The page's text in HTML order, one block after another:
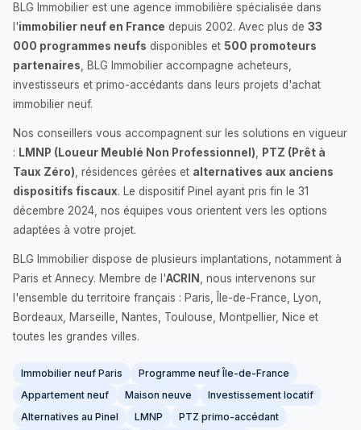
BLG Immobilier est une agence immobilière spécialisée dans
l'immobilier neuf en France depuis 2002. Avec plus de 33
000 programmes neufs disponibles et 500 promoteurs
partenaires , BLG Immobilier accompagne acheteurs,
investisseurs et primo-accédants dans leurs projets d'achat
immobilier neuf.
Nos conseillers vous accompagnent sur les solutions en vigueur
: LMNP (Loueur Meublé Non Professionnel)
PTZ (Prêt à
Taux Zéro) , résidences gérées et alternatives aux anciens
dispositifs fiscaux. Le dispositif Pinel ayant pris fin le 31
décembre 2024, nos équipes vous orientent vers les options
adaptées à votre projet.
BLG Immobilier dispose de plusieurs implantations, notamment à
Paris et Annecy. Membre de l'ACRIN
, nous intervenons sur
l'ensemble du territoire français : Paris, Île-de-France, Lyon,
Bordeaux, Marseille, Nantes, Toulouse, Montpellier, Nice et
toutes les grandes villes.
Immobilier neuf Paris
Programme neuf Île-de-France
Appartement neuf
Maison neuve
Investissement locatif
Alternatives au Pinel
LMNP
PTZ primo-accédant